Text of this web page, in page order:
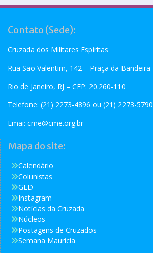
Contato (Sede):
Cruzada dos Militares Espíritas
Rua São Valentim, 142 – Praça da Bandeira
Rio de Janeiro, RJ – CEP: 20.260-110
Telefone: (21) 2273-4896 ou (21) 2273-5790
Emai: cme@cme.org.br
Mapa do site:
Calendário
Colunistas
GED
Instagram
Notícias da Cruzada
Núcleos
Postagens de Cruzados
Semana Maurícia